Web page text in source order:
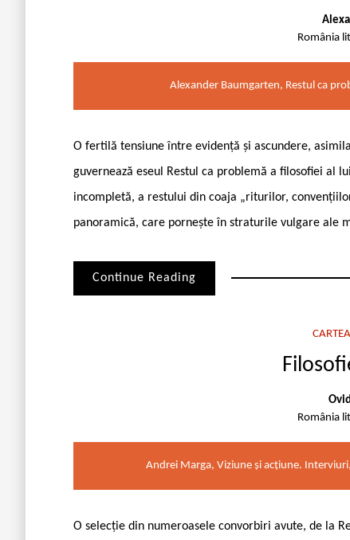
România
Alexander Baumgarten, Restul ca
O fertilă tensiune între evidență și ascundere,
guvernează eseul Restul ca problemă a filosofiei al
incompletă, a restului din coaja „riturilor,
panoramică, care pornește în straturile vulgare ale
Continue Reading
România
Andrei Marga, Viziune și acțiune.
O selecție din numeroasele convorbiri avute, de la